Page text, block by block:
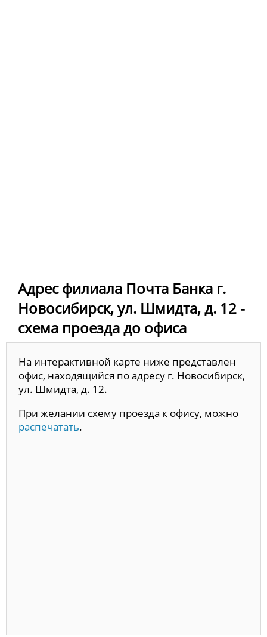
Адрес филиала Почта Банка г.
Новосибирск, ул. Шмидта, д. 12 -
схема проезда до офиса
На интерактивной карте ниже представлен
офис, находящийся по адресу г. Новосибирск,
ул. Шмидта, д. 12.
При желании схему проезда к офису, можно
распечатать.